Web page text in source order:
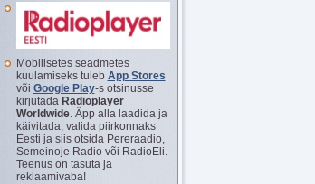
Mobiilsetes seadmetes
kuulamiseks tuleb App Stores
või Google Play-s otsinusse
kirjutada Radioplayer
Worldwide. Äpp alla laadida ja
käivitada, valida piirkonnaks
Eesti ja siis otsida Pereraadio,
Semeinoje Radio või RadioEli.
Teenus on tasuta ja
reklaamivaba!